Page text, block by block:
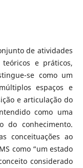
de atividades
e práticos,
se como um
espaços e
e articulação do
como uma
do conhecimento.
conceituações ao
como “um estado
considerado